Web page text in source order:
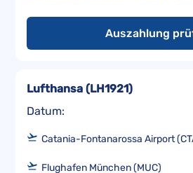
Auszahlung
Datum:
Lufthansa (LH1921)
Catania-Fontanarossa Airport
Flughafen München (MUC)